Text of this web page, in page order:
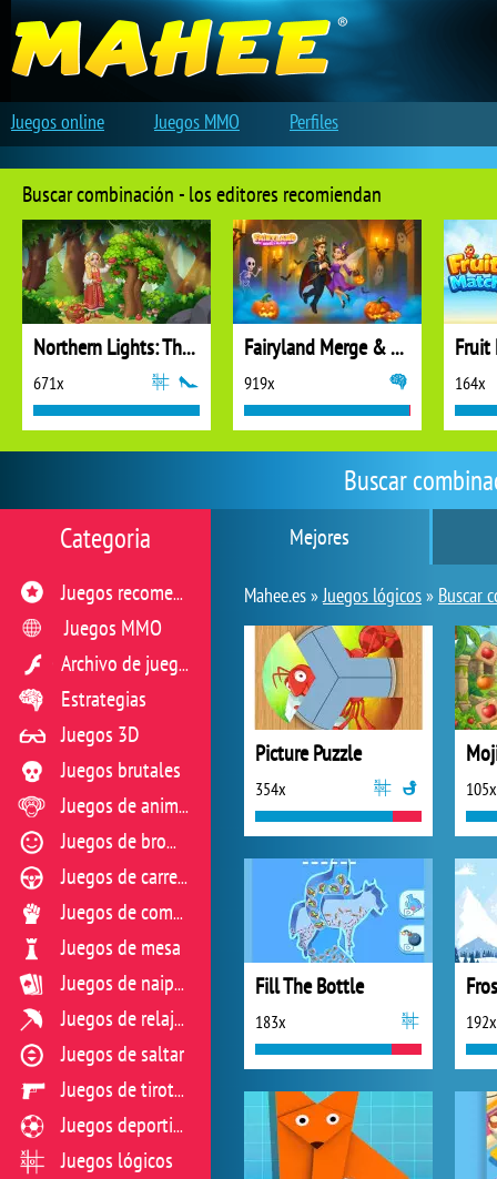
Buscar
Mejores
Mahee.es »Juegos lógicos» Buscar
Picture Puzzle
354x 105x
Fill The Bottle
183x 192x
Categoria
Juegos recomendados
Juegos MMO
Archivo de juegos flash
Estrategias
Juegos 3D
Juegos brutales
Juegos de animales
Juegos de broma
Juegos de carreras
Juegos de combate
Juegos de mesa
Juegos de naipes
Juegos de relajación
Juegos de saltar
Juegos de tiroteo
Juegos deportivos
Juegos lógicos
Buscar combinación - los editores recomiendan
Northern Lights: The Secret of the Forest
671x
Fairyland Merge & Magic
919x
Fruit
164x
Juegos online Juegos MMO Perfiles